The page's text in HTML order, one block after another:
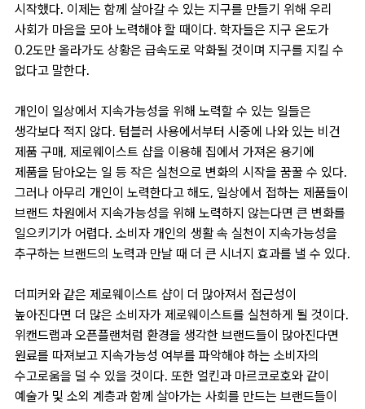
시작했다. 이제는 함께 살아갈 수 있는 지구를 만들기 위해 우리
사회가 마음을 모아 노력해야 할 때이다. 학자들은 지구 온도가
0.2도만 올라가도 상황은 급속도로 악화될 것이며 지구를 지킬 수
없다고 말한다.
개인이 일상에서 지속가능성을 위해 노력할 수 있는 일들은
생각보다 적지 않다. 텀블러 사용에서부터 시중에 나와 있는 비건
제품 구매, 제로웨이스트 샵을 이용해 집에서 가져온 용기에
제품을 담아오는 일 등 작은 실천으로 변화의 시작을 꿈꿀 수 있다.
그러나 아무리 개인이 노력한다고 해도, 일상에서 접하는 제품들이
브랜드 차원에서 지속가능성을 위해 노력하지 않는다면 큰 변화를
일으키기가 어렵다. 소비자 개인의 생활 속 실천이 지속가능성을
추구하는 브랜드의 노력과 만날 때 더 큰 시너지 효과를 낼 수 있다.
더피커와 같은 제로웨이스트 샵이 더 많아져서 접근성이
높아진다면 더 많은 소비자가 제로웨이스트를 실천하게 될 것이다.
위캔드랩과 오픈플랜처럼 환경을 생각한 브랜드들이 많아진다면
원료를 따져보고 지속가능성 여부를 파악해야 하는 소비자의
수고로움을 덜 수 있을 것이다. 또한 얼킨과 마르코로호와 같이
예술가 및 소외 계층과 함께 살아가는 사회를 만드는 브랜드들이